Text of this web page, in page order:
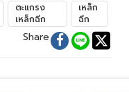
ตะแกรง
เหล็กฉีก
เหล็ก
ฉีก
Share